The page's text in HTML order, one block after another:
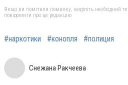
Якщо ви помітили помилку, виділіть необхідний
повідомити про це редакцію
#наркотики #конопля #полиция
Снежана Ракчеева